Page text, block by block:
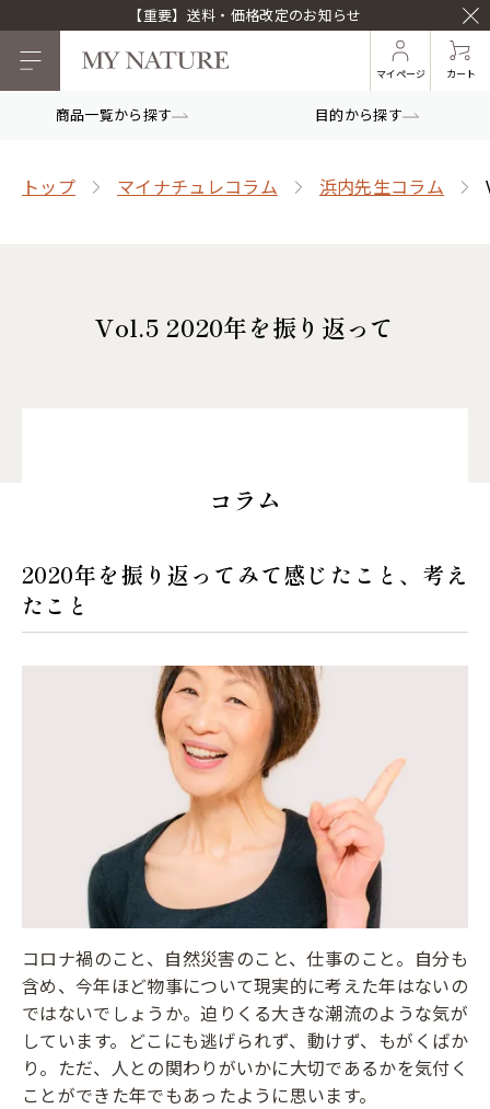
【重要】送料・価格改定のお知らせ
マイページ カート
商品一覧から探す 目的から探す
トップ マイナチュレコラム 浜内先生コラム
Vol.5 2020年を振り返って
コラム
2020年を振り返ってみて感じたこと、考え
たこと
コロナ禍のこと、自然災害のこと、仕事のこと。自分も
含め、今年ほど物事について現実的に考えた年はないの
ではないでしょうか。迫りくる大きな潮流のような気が
しています。どこにも逃げられず、動けず、もがくばか
り。ただ、人との関わりがいかに大切であるかを気付く
ことができた年でもあったように思います。